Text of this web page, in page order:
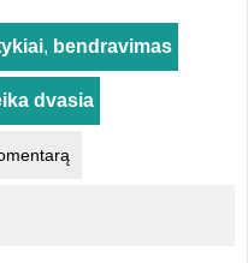
, bendravimas
dvasia